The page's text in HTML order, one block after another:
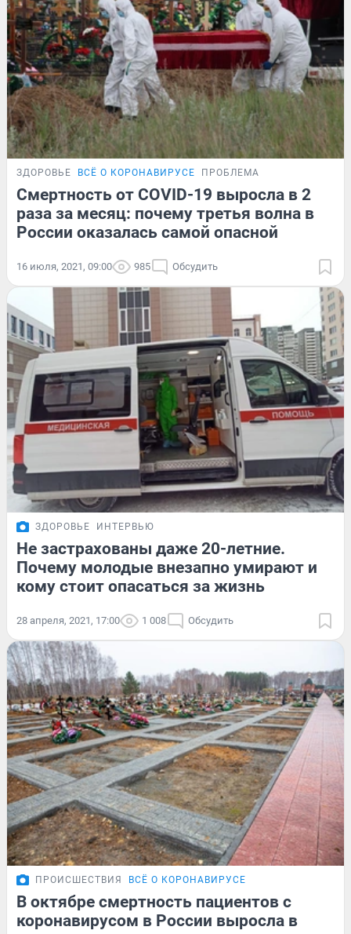
ЗДОРОВЬЕ ВСЁ О КОРОНАВИРУСЕ ПРОБЛЕМА
Смертность от COVID-19 выросла в 2
раза за месяц: почему третья волна в
России оказалась самой опасной
16 июля, 2021, 09:00 985 Обсудить
ЗДОРОВЬЕ ИНТЕРВЬЮ
Не застрахованы даже 20-летние.
Почему молодые внезапно умирают и
кому стоит опасаться за жизнь
28 апреля, 2021, 17:00 1 008 Обсудить
ПРОИСШЕСТВИЯ ВСЁ О КОРОНАВИРУСЕ
В октябре смертность пациентов с
коронавирусом в России выросла в